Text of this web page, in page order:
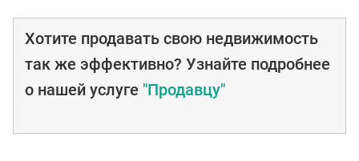
Хотите продавать свою недвижимость
так же эффективно? Узнайте подробнее
о нашей услуге "Продавцу"